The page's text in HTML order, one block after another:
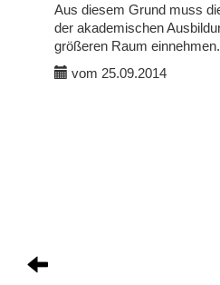
Aus diesem Grund muss
der akademischen
größeren Raum einnehmen.
vom 25.09.2014